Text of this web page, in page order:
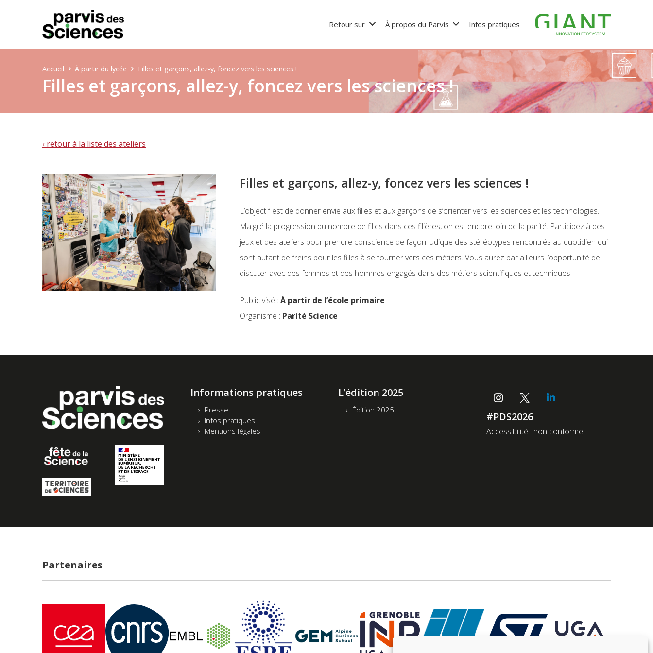
Retour sur À propos du Parvis Infos pratiques
Filles et garçons, allez-y, foncez vers les sciences !
Accueil À partir du lycée Filles et garçons, allez-y, foncez vers les sciences !
‹ retour à la liste des ateliers
Filles et garçons, allez-y, foncez vers les sciences !
L’objectif est de donner envie aux filles et aux garçons de s’orienter vers les sciences et les technologies.
Malgré la progression du nombre de filles dans ces filières, on est encore loin de la parité. Participez à des
jeux et des ateliers pour prendre conscience de façon ludique des stéréotypes rencontrés au quotidien qui
sont autant de freins pour les filles à se tourner vers ces métiers. Vous aurez par ailleurs l’opportunité de
discuter avec des femmes et des hommes engagés dans des métiers scientifiques et techniques.
Public visé : À partir de l’école primaire
Organisme : Parité Science
Informations pratiques
Presse
Infos pratiques
Mentions légales
L’édition 2025
Édition 2025
#PDS2026
Accessibilité : non conforme
Partenaires